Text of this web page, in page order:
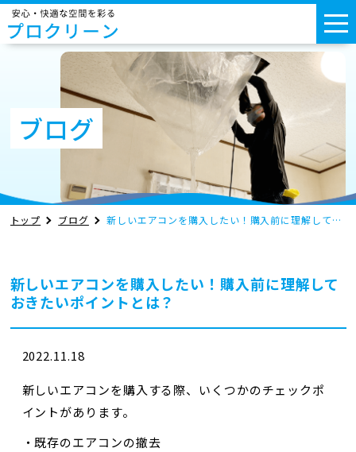
ブログ
トップ ブログ 新しいエアコンを購入したい！購入前に理解しておきたいポイントとは？
新しいエアコンを購入したい！購入前に理解して
おきたいポイントとは？
2022.11.18
新しいエアコンを購入する際、いくつかのチェックポ
イントがあります。
・既存のエアコンの撤去